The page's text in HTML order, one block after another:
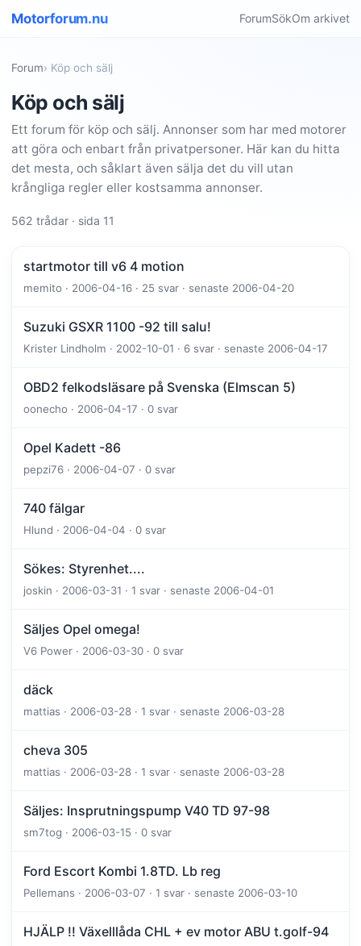
Motorforum.nu ForumSökOm arkivet
Forum› Köp och sälj
Köp och sälj
Ett forum för köp och sälj. Annonser som har med motorer
att göra och enbart från privatpersoner. Här kan du hitta
det mesta, och såklart även sälja det du vill utan
krångliga regler eller kostsamma annonser.
562 trådar · sida 11
startmotor till v6 4 motion
memito · 2006-04-16 · 25 svar · senaste 2006-04-20
Suzuki GSXR 1100 -92 till salu!
Krister Lindholm · 2002-10-01 · 6 svar · senaste 2006-04-17
OBD2 felkodsläsare på Svenska (Elmscan 5)
oonecho · 2006-04-17 · 0 svar
Opel Kadett -86
pepzi76 · 2006-04-07 · 0 svar
740 fälgar
Hlund · 2006-04-04 · 0 svar
Sökes: Styrenhet....
joskin · 2006-03-31 · 1 svar · senaste 2006-04-01
Säljes Opel omega!
V6 Power · 2006-03-30 · 0 svar
däck
mattias · 2006-03-28 · 1 svar · senaste 2006-03-28
cheva 305
mattias · 2006-03-28 · 1 svar · senaste 2006-03-28
Säljes: Insprutningspump V40 TD 97-98
sm7tog · 2006-03-15 · 0 svar
Ford Escort Kombi 1.8TD. Lb reg
Pellemans · 2006-03-07 · 1 svar · senaste 2006-03-10
HJÄLP !! Växelllåda CHL + ev motor ABU t.golf-94